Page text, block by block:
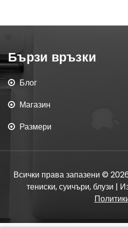
Бързи връзки
Блог
Магазин
Размери
Всички права запазени ©
тениски, суичъри, блузи |